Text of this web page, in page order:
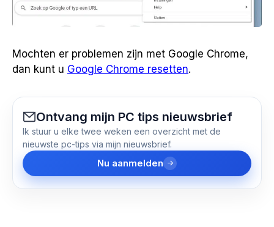
Mochten er problemen zijn met Google Chrome,
dan kunt u Google Chrome resetten.
Ontvang mijn PC tips nieuwsbrief
Ik stuur u elke twee weken een overzicht met de
nieuwste pc-tips via mijn nieuwsbrief.
Nu aanmelden